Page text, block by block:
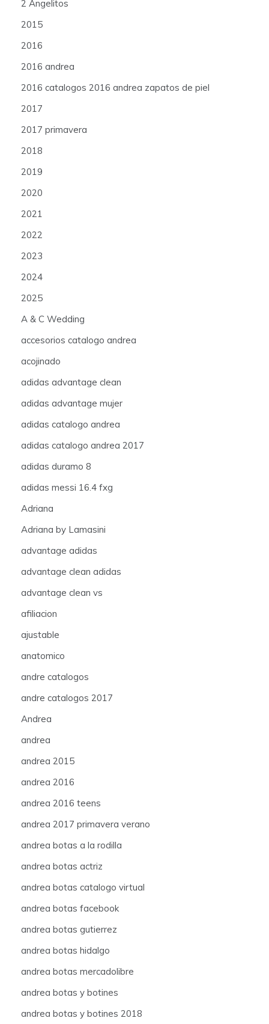
2 Angelitos
2015
2016
2016 andrea
2016 catalogos 2016 andrea zapatos de piel
2017
2017 primavera
2018
2019
2020
2021
2022
2023
2024
2025
A & C Wedding
accesorios catalogo andrea
acojinado
adidas advantage clean
adidas advantage mujer
adidas catalogo andrea
adidas catalogo andrea 2017
adidas duramo 8
adidas messi 16.4 fxg
Adriana
Adriana by Lamasini
advantage adidas
advantage clean adidas
advantage clean vs
afiliacion
ajustable
anatomico
andre catalogos
andre catalogos 2017
Andrea
andrea
andrea 2015
andrea 2016
andrea 2016 teens
andrea 2017 primavera verano
andrea botas a la rodilla
andrea botas actriz
andrea botas catalogo virtual
andrea botas facebook
andrea botas gutierrez
andrea botas hidalgo
andrea botas mercadolibre
andrea botas y botines
andrea botas y botines 2018